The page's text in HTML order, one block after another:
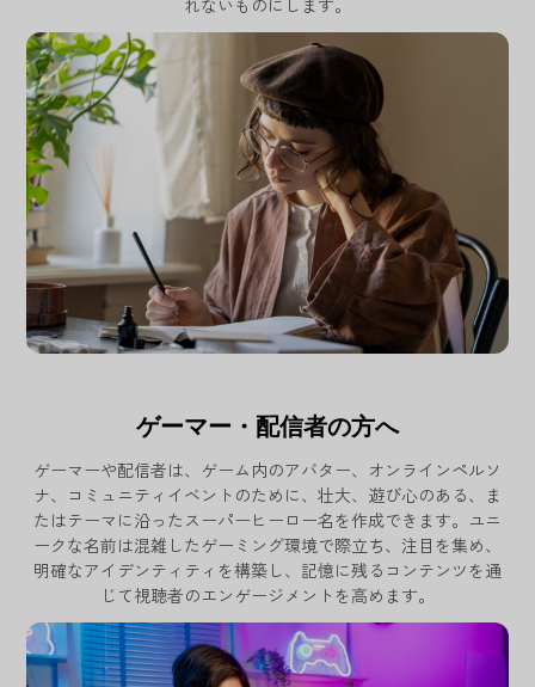
れないものにします。
ゲーマー・配信者の方へ
ゲーマーや配信者は、ゲーム内のアバター、オンラインペルソ
ナ、コミュニティイベントのために、壮大、遊び心のある、ま
たはテーマに沿ったスーパーヒーロー名を作成できます。ユニ
ークな名前は混雑したゲーミング環境で際立ち、注目を集め、
明確なアイデンティティを構築し、記憶に残るコンテンツを通
じて視聴者のエンゲージメントを高めます。